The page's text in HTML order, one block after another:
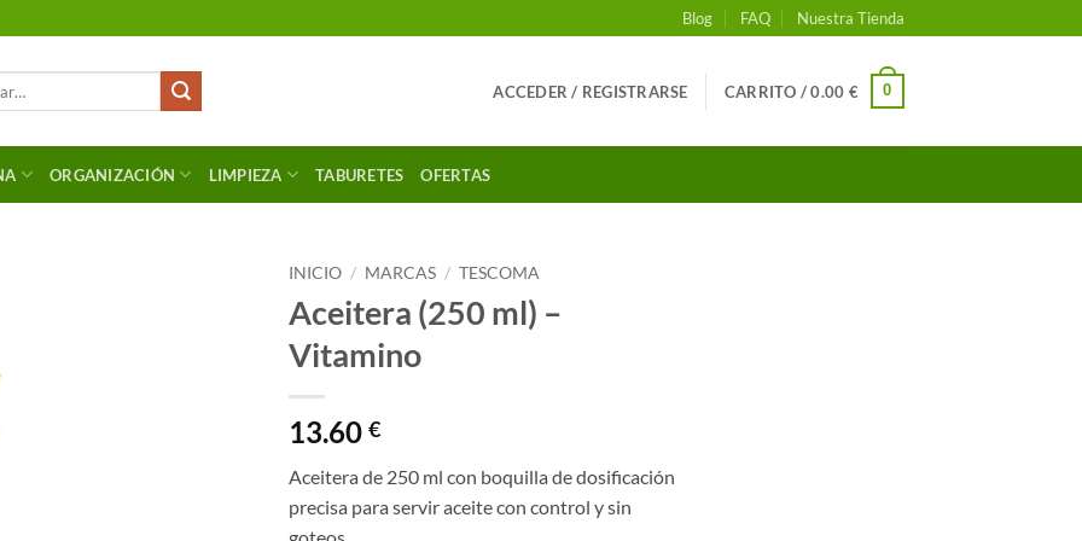
Blog FAQ Nuestra Tienda
ACCEDER / REGISTRARSE CARRITO /0.00 € 0
ORGANIZACIÓN LIMPIEZA TABURETES OFERTAS
INICIO / MARCAS / TESCOMA
Aceitera (250 ml) –
Vitamino
13.60 €
Aceitera de 250 ml con boquilla de dosificación
precisa para servir aceite con control y sin